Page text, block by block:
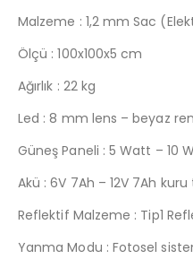
Malzeme : 1,2 mm Sac
Ölçü : 100x100x5 cm
Ağırlık : 22 kg
Led : 8 mm lens – beyaz
Güneş Paneli : 5 Watt – 10
Akü : 6V 7Ah – 12V 7Ah kuru
Reflektif Malzeme : Tip1
Yanma Modu : Fotosel